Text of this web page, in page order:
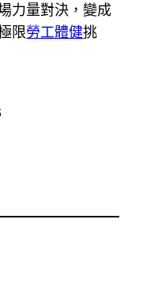
力量對決，變成
限勞工體健挑